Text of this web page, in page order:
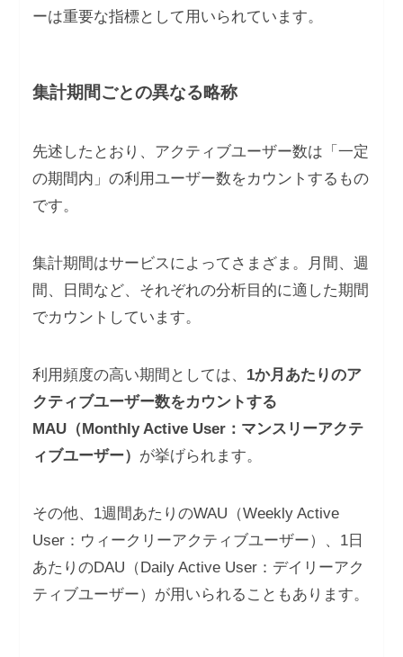
ーは重要な指標として用いられています。
集計期間ごとの異なる略称
先述したとおり、アクティブユーザー数は「一定
の期間内」の利用ユーザー数をカウントするもの
です。
集計期間はサービスによってさまざま。月間、週
間、日間など、それぞれの分析目的に適した期間
でカウントしています。
利用頻度の高い期間としては、 1か月あたりのア
クティブユーザー数をカウントする
MAU（Monthly Active User：マンスリーアクテ
ィブユーザー） が挙げられます。
その他、1週間あたりのWAU（Weekly Active
User：ウィークリーアクティブユーザー）、1日
あたりのDAU（Daily Active User：デイリーアク
ティブユーザー）が用いられることもあります。